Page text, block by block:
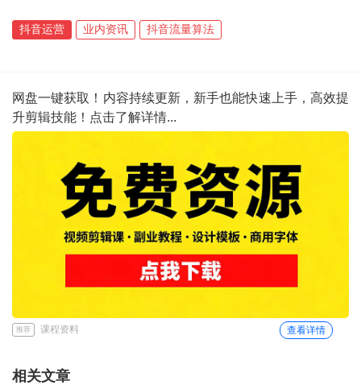
抖音运营 业内资讯 抖音流量算法
网盘一键获取！内容持续更新，新手也能快速上手，高效提
升剪辑技能！点击了解详情...
推荐 课程资料 查看详情
相关文章